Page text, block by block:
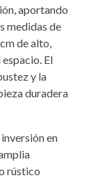
aportando
medidas de
de alto,
El
y la
duradera
en
rústico